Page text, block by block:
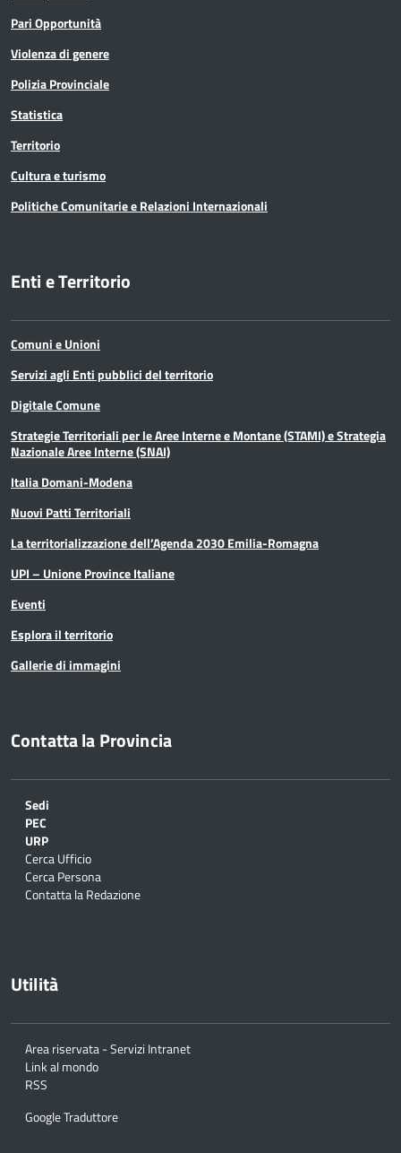
Pari Opportunità
Violenza di genere
Polizia Provinciale
Statistica
Territorio
Cultura e turismo
Politiche Comunitarie e Relazioni Internazionali
Enti e Territorio
Comuni e Unioni
Servizi agli Enti pubblici del territorio
Digitale Comune
Strategie Territoriali per le Aree Interne e Montane (STAMI) e Strategia
Nazionale Aree Interne (SNAI)
Italia Domani-Modena
Nuovi Patti Territoriali
La territorializzazione dell’Agenda 2030 Emilia-Romagna
UPI – Unione Province Italiane
Eventi
Esplora il territorio
Gallerie di immagini
Contatta la Provincia
Sedi
PEC
URP
Cerca Ufficio
Cerca Persona
Contatta la Redazione
Utilità
Area riservata - Servizi Intranet
Link al mondo
RSS
Google Traduttore